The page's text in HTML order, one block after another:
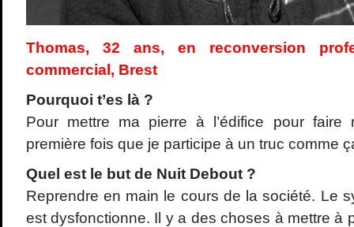
Thomas, 32 ans, en reconversion
commercial, Brest
Pourquoi t’es là ?
Pour mettre ma pierre à l’édifice pour faire
première fois que je participe à un truc comme
Quel est le but de Nuit Debout ?
Reprendre en main le cours de la société. Le
est dysfonctionne. Il y a des choses à mettre à